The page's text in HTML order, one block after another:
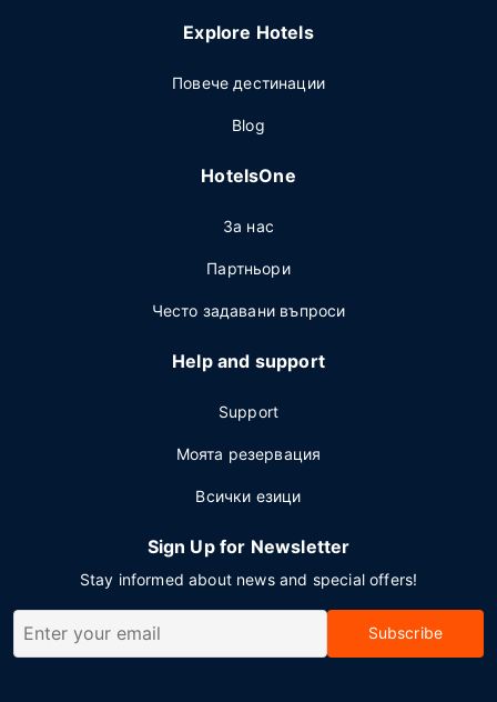
Explore Hotels
Повече дестинации
Blog
HotelsOne
За нас
Партньори
Често задавани въпроси
Help and support
Support
Моята резервация
Всички езици
Sign Up for Newsletter
Stay informed about news and special offers!
Subscribe